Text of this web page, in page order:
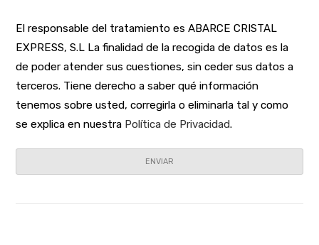
El responsable del tratamiento es ABARCE CRISTAL
EXPRESS, S.L La finalidad de la recogida de datos es la
de poder atender sus cuestiones, sin ceder sus datos a
terceros. Tiene derecho a saber qué información
tenemos sobre usted, corregirla o eliminarla tal y como
se explica en nuestra Política de Privacidad.